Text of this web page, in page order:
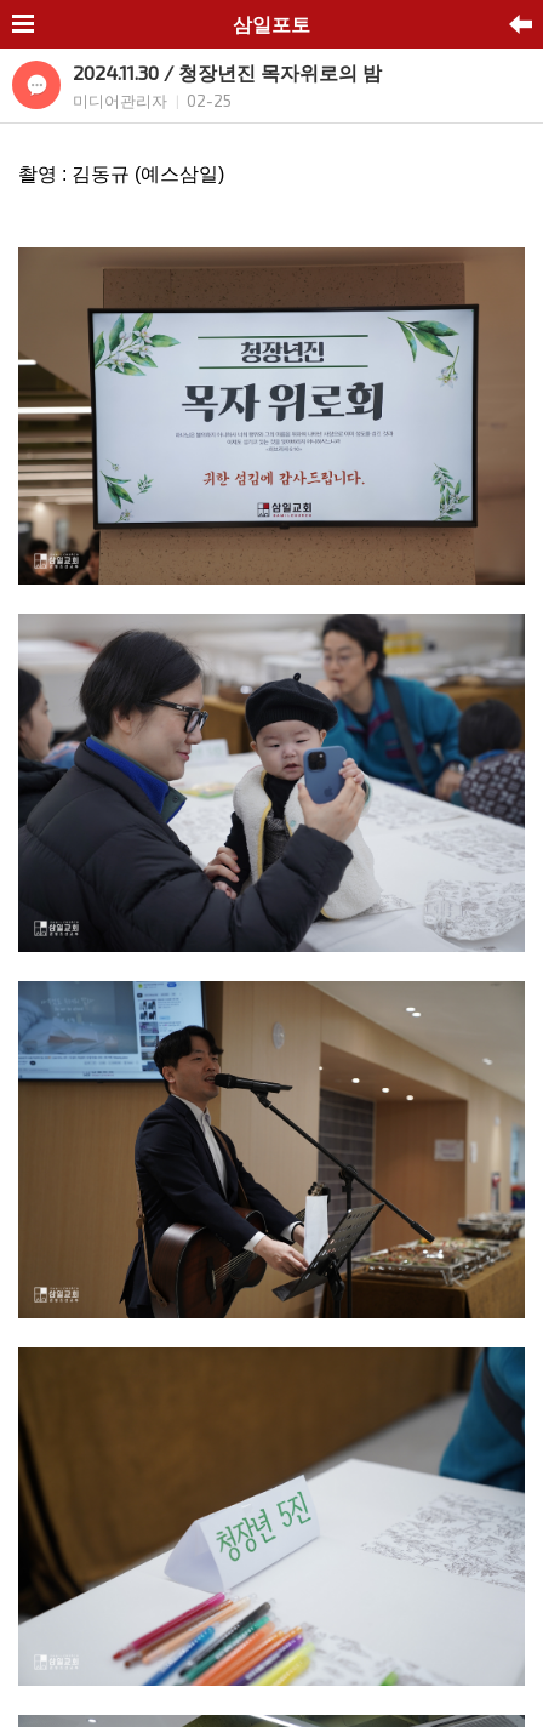
삼일포토
2024.11.30 / 청장년진 목자위로의 밤
미디어관리자 02-25
촬영 : 김동규 (예스삼일)